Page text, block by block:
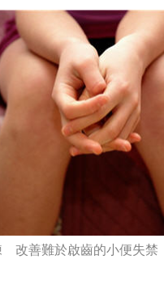
改善難於啟齒的小便失禁